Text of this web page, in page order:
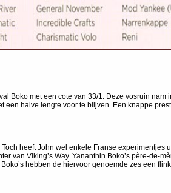
Boko met een cote van 33/1. Deze vosruin
halve lengte voor te blijven. Een knappe
heeft John wel enkele Franse
Viking’s Way. Yananthin Boko’s père-de-
hebben de hiervoor genoemde zes een